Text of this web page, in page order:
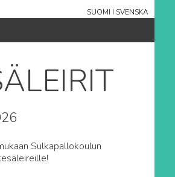
SUOMI ISVENSKA
Sulkapallokoulun